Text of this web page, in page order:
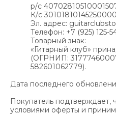
р/с
К/с
Эл. адрес:
Телефон: +7 (925) 125-
Товарный знак:
«Гитарный клуб»
(ОГРНИП:
582601062779).
Дата последнего
Покупатель подтверждает,
условиями оферты и